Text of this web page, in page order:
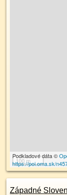
100 m
Podkladové dáta ©
https://poi.oma.sk/
Západné